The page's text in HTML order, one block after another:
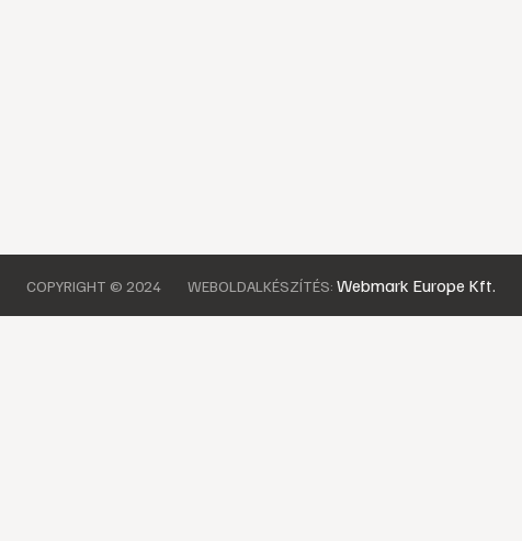
COPYRIGHT © 2024 WEBOLDALKÉSZÍTÉS: Webmark Europe Kft.